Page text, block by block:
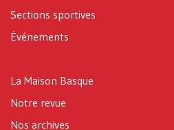
Sections sportives
Événements
La Maison Basque
Notre revue
Nos archives